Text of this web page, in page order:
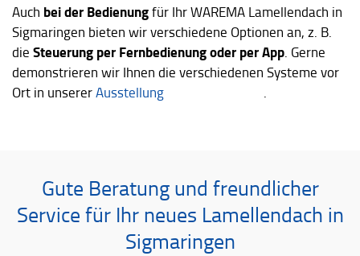
Auch bei der Bedienungfür Ihr WAREMA Lamellendach in
Sigmaringen bieten wir verschiedene Optionen an, z. B.
die Steuerung per Fernbedienung oder per App. Gerne
demonstrieren wir Ihnen die verschiedenen Systeme vor
Ort in unsererAusstellung .
Gute Beratung und freundlicher
Service für Ihr neues Lamellendach in
Sigmaringen